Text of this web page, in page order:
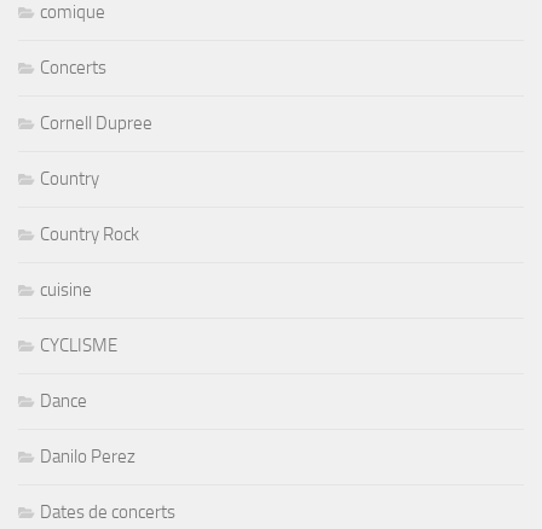
comique
Concerts
Cornell Dupree
Country
Country Rock
cuisine
CYCLISME
Dance
Danilo Perez
Dates de concerts